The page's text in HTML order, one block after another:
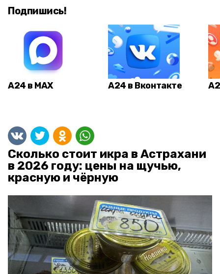
Подпишись!
А24 в MAX А24 в Вконтакте
Сколько стоит икра в Астрахани
в 2026 году: цены на щучью,
красную и чёрную